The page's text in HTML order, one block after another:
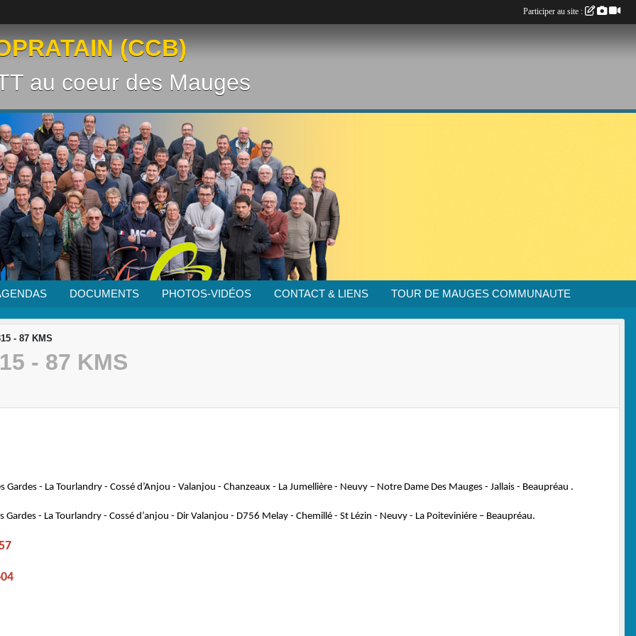
(CCB)
au coeur des Mauges
DOCUMENTS PHOTOS-VIDÉOS CONTACT & LIENS TOUR DE MAUGES COMMUNAUTE
- 87 KMS
- 87 KMS
- La Tourlandry - Cossé d’Anjou - Valanjou - Chanzeaux - La Jumellière - Neuvy – Notre Dame Des Mauges - Jallais - Beaupréau .
Gardes - La Tourlandry - Cossé d’anjou - Dir Valanjou - D756 Melay - Chemillé - St Lézin - Neuvy - La Poiteviniére – Beaupréau.
Participer au site :